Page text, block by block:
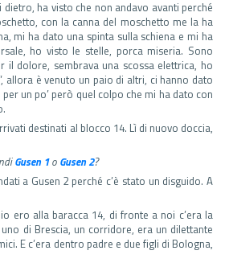
dietro, ha visto che non andavo avanti perché
con la canna del moschetto me la ha
mi ha dato una spinta sulla schiena e mi ha
ho visto le stelle, porca miseria. Sono
il dolore, sembrava una scossa elettrica, ho
allora è venuto un paio di altri, ci hanno dato
un po’ però quel colpo che mi ha dato con
destinati al blocco 14. Lì di nuovo doccia,
Gusen 1o Gusen 2?
a Gusen 2 perché c’è stato un disguido. A
ero alla baracca 14, di fronte a noi c’era la
di Brescia, un corridore, era un dilettante
E c’era dentro padre e due figli di Bologna,